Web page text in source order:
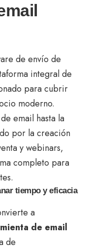
de envío de
integral de
para cubrir
moderno.
email hasta la
por la creación
y webinars,
completo para
tiempo y eficacia
a
de email
de